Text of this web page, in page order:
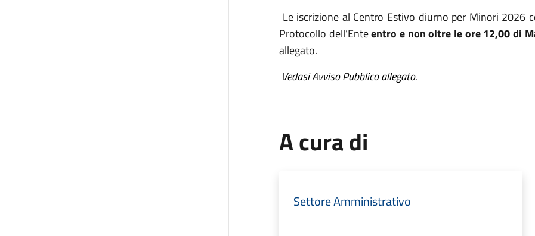
Le iscrizione al Centro Estivo diurno per Minori 2026
Protocollo dell’Enteentro e non oltre le ore 12,00 di
allegato.
Vedasi Avviso Pubblico allegato.
A cura di
Settore Amministrativo